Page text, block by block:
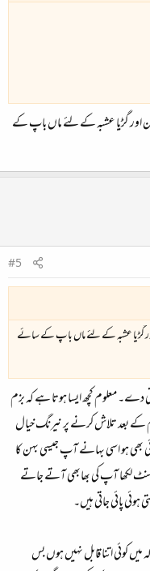
گڑیا عشبہ کے لئے ماں باپ کے
#5
گڑیا عشبہ کے لئے ماں باپ کے سائے
دے۔ معلوم کچھ ایسا ہوتا ہے کہ بزم
بعد تلاش کرنے پر نیرنگ خیال
ہو اسی بہانے آپ جیسی بہن کا
لکھا آپ کی بھابھی آتے جاتے
پائی جاتی ہیں۔
کوئی اتنا قابل نہیں ہوں بس